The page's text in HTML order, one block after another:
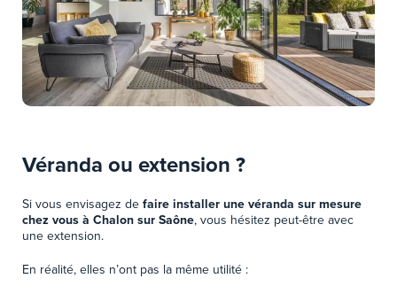
Véranda ou extension ?
Si vous envisagez de faire installer une véranda sur mesure
chez vous à Chalon sur Saône, vous hésitez peut-être avec
une extension.
En réalité, elles n’ont pas la même utilité :